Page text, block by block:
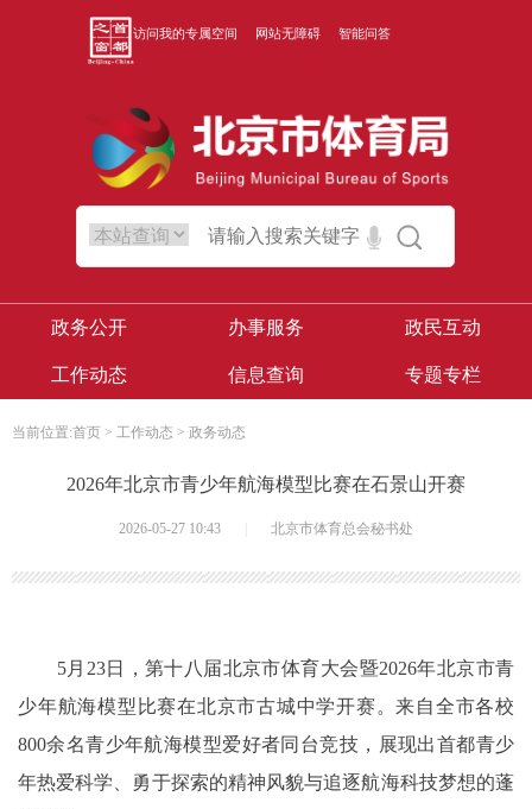
访问我的专属空间 网站无障碍 智能问答
政务公开 办事服务 政民互动
工作动态 信息查询 专题专栏
当前位置:首页 > 工作动态 > 政务动态
2026年北京市青少年航海模型比赛在石景山开赛
2026-05-27 10:43 北京市体育总会秘书处
5月23日，第十八届北京市体育大会暨2026年北京市青
少年航海模型比赛在北京市古城中学开赛。来自全市各校
800余名青少年航海模型爱好者同台竞技，展现出首都青少
年热爱科学、勇于探索的精神风貌与追逐航海科技梦想的蓬